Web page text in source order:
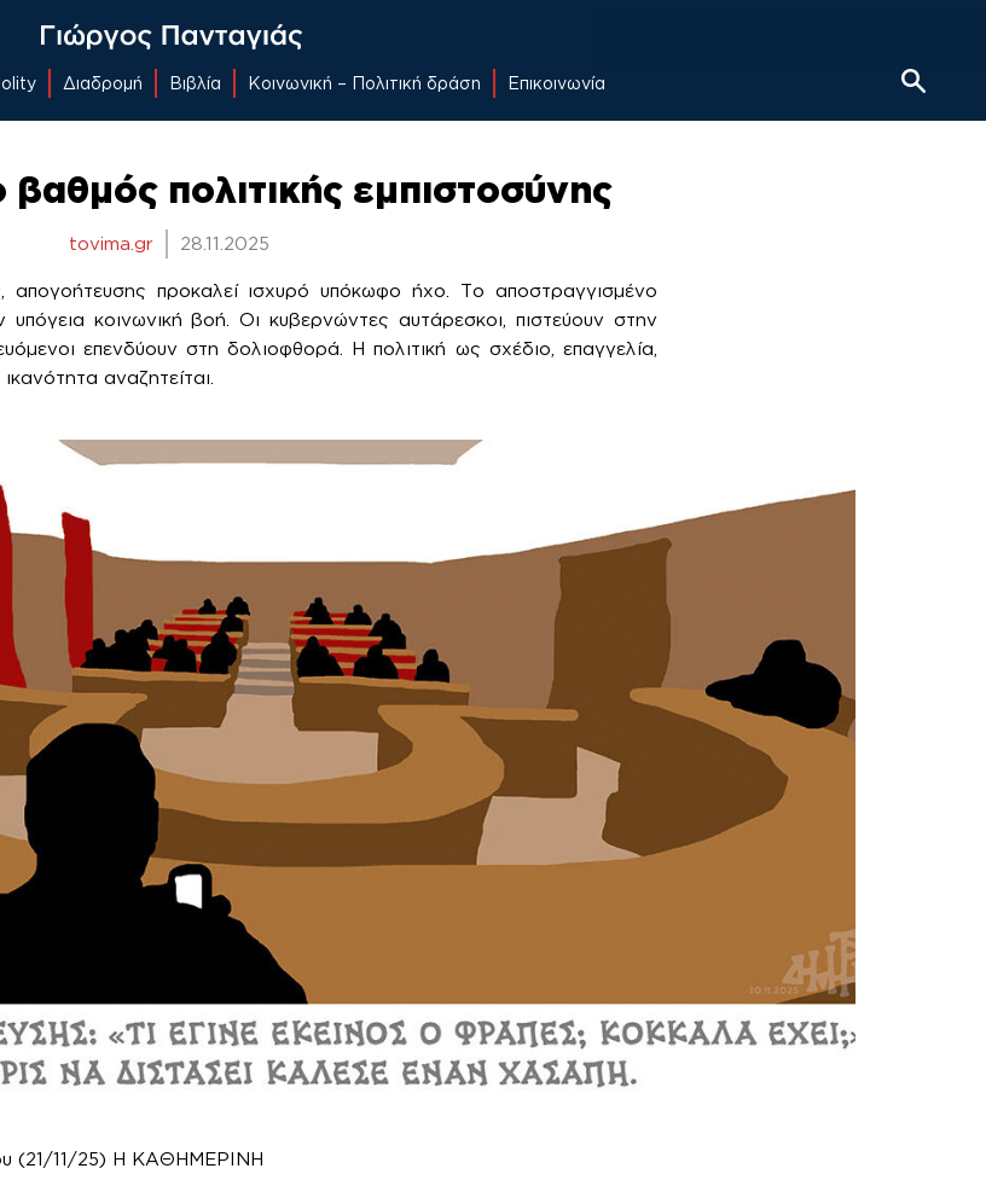
Διαδρομή Βιβλία Κοινωνική – Πολιτική δράση Επικοινωνία
πολιτικής εμπιστοσύνης
tovima.gr 28.11.2025
απογοήτευσης προκαλεί ισχυρό υπόκωφο ήχο. Το αποστραγγισμένο
υπόγεια κοινωνική βοή. Οι κυβερνώντες αυτάρεσκοι, πιστεύουν στην
επενδύουν στη δολιοφθορά. Η πολιτική ως σχέδιο, επαγγελία,
αναζητείται.
(21/11/25) Η ΚΑΘΗΜΕΡΙΝΗ